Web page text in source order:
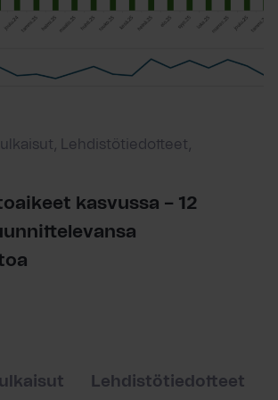
Lehdistötiedotteet,
kasvussa – 12
Lehdistötiedotteet